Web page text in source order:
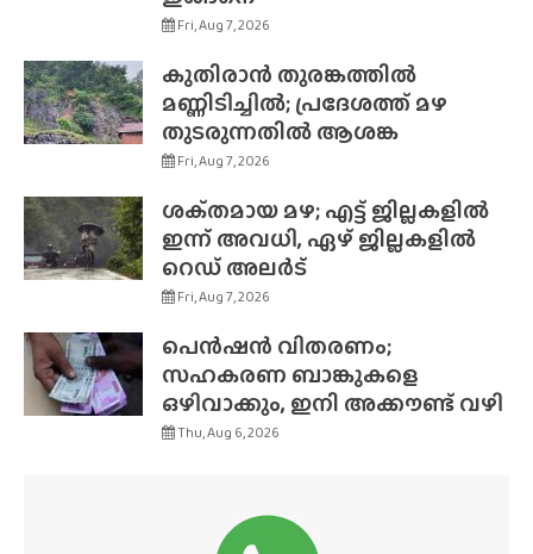
Fri, Aug 7, 2026
കുതിരാൻ തുരങ്കത്തിൽ
മണ്ണിടിച്ചിൽ; പ്രദേശത്ത് മഴ
തുടരുന്നതിൽ ആശങ്ക
Fri, Aug 7, 2026
ശക്‌തമായ മഴ; എട്ട് ജില്ലകളിൽ
ഇന്ന് അവധി, ഏഴ് ജില്ലകളിൽ
റെഡ് അലർട്
Fri, Aug 7, 2026
പെൻഷൻ വിതരണം;
സഹകരണ ബാങ്കുകളെ
ഒഴിവാക്കും, ഇനി അക്കൗണ്ട് വഴി
Thu, Aug 6, 2026